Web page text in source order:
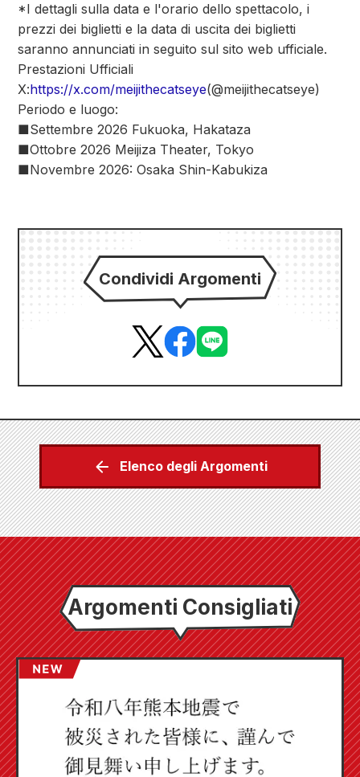
*I dettagli sulla data e l'orario dello spettacolo, i
prezzi dei biglietti e la data di uscita dei biglietti
saranno annunciati in seguito sul sito web ufficiale.
Prestazioni Ufficiali
X:https://x.com/meijithecatseye(@meijithecatseye)
Periodo e luogo:
■Settembre 2026 Fukuoka, Hakataza
■Ottobre 2026 Meijiza Theater, Tokyo
■Novembre 2026: Osaka Shin-Kabukiza
Condividi Argomenti
Elenco degli Argomenti
Argomenti Consigliati